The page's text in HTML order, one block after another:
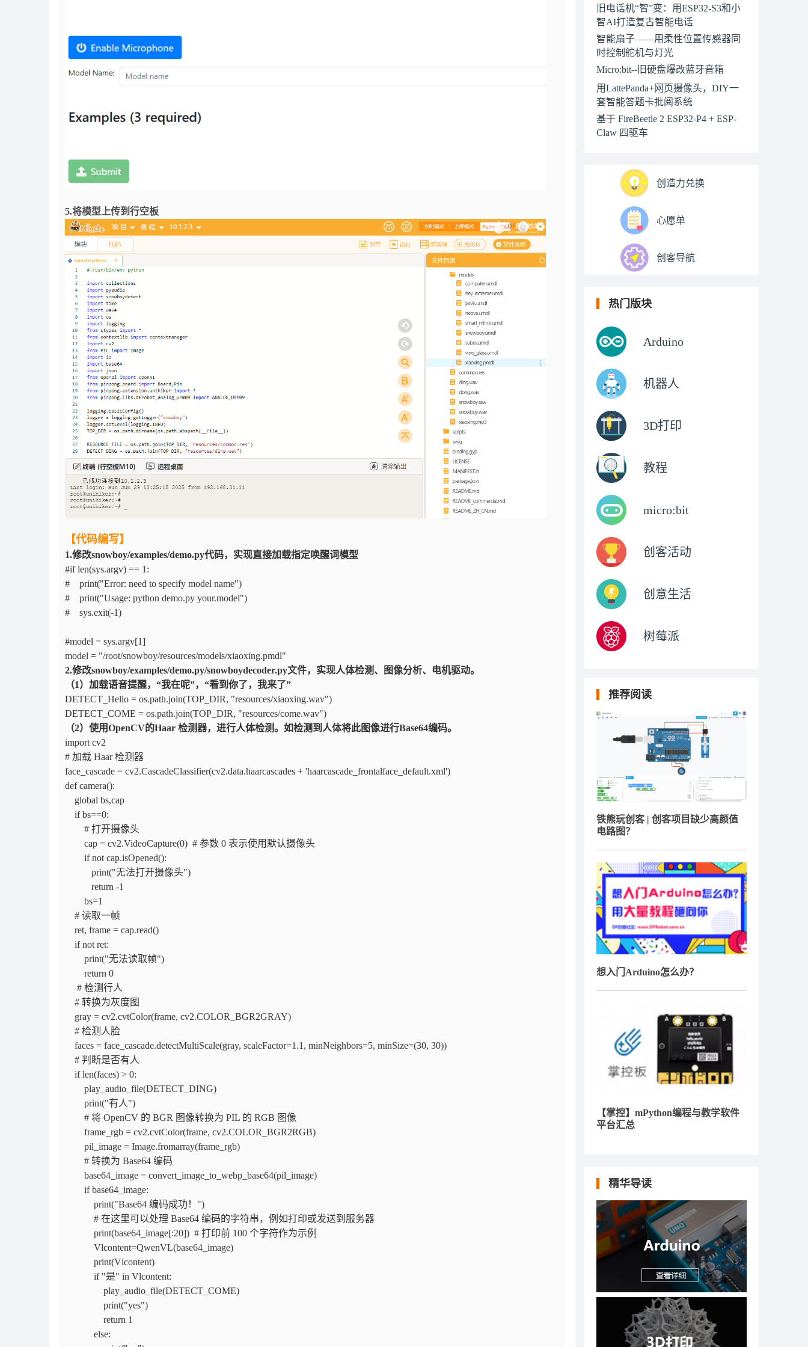
5.将模型上传到行空板
【代码编写】
1.修改snowboy/examples/demo.py代码，实现直接加载指定唤醒词模型
#if len(sys.argv) == 1:
# print("Error: need to specify model name")
# print("Usage: python demo.py your.model")
# sys.exit(-1)
#model = sys.argv[1]
model = "/root/snowboy/resources/models/xiaoxing.pmdl"
2.修改snowboy/examples/demo.py/snowboydecoder.py文件，实现人体检测、图像分析、电机驱动。
（1）加载语音提醒，“我在呢”，“看到你了，我来了”
DETECT_Hello = os.path.join(TOP_DIR, "resources/xiaoxing.wav")
DETECT_COME = os.path.join(TOP_DIR, "resources/come.wav")
（2）使用OpenCV的Haar 检测器，进行人体检测。如检测到人体将此图像进行Base64编码。
import cv2
# 加载 Haar 检测器
face_cascade = cv2.CascadeClassifier(cv2.data.haarcascades + 'haarcascade_frontalface_default.xml')
def camera():
global bs,cap
if bs==0:
# 打开摄像头
cap = cv2.VideoCapture(0) # 参数 0 表示使用默认摄像头
if not cap.isOpened():
print("无法打开摄像头")
return -1
bs=1
# 读取一帧
ret, frame = cap.read()
if not ret:
print("无法读取帧")
return 0
# 检测行人
# 转换为灰度图
gray = cv2.cvtColor(frame, cv2.COLOR_BGR2GRAY)
# 检测人脸
faces = face_cascade.detectMultiScale(gray, scaleFactor=1.1, minNeighbors=5, minSize=(30, 30))
# 判断是否有人
if len(faces) > 0:
play_audio_file(DETECT_DING)
print("有人")
# 将 OpenCV 的 BGR 图像转换为 PIL 的 RGB 图像
frame_rgb = cv2.cvtColor(frame, cv2.COLOR_BGR2RGB)
pil_image = Image.fromarray(frame_rgb)
# 转换为 Base64 编码
base64_image = convert_image_to_webp_base64(pil_image)
if base64_image:
print("Base64 编码成功！")
# 在这里可以处理 Base64 编码的字符串，例如打印或发送到服务器
print(base64_image[:20]) # 打印前 100 个字符作为示例
Vlcontent=QwenVL(base64_image)
print(Vlcontent)
if "是" in Vlcontent:
play_audio_file(DETECT_COME)
print("yes")
return 1
else:
旧电话机“智”变：用ESP32-S3和小
智AI打造复古智能电话
智能扇子——用柔性位置传感器同
时控制舵机与灯光
Micro:bit--旧硬盘爆改蓝牙音箱
用LattePanda+网页摄像头，DIY一
套智能答题卡批阅系统
基于 FireBeetle 2 ESP32-P4 + ESP-
Claw 四驱车
创造力兑换
心愿单
创客导航
热门版块
Arduino
机器人
3D打印
教程
micro:bit
创客活动
创意生活
树莓派
推荐阅读
铁熊玩创客 | 创客项目缺少高颜值
电路图？
想入门Arduino怎么办？
【掌控】mPython编程与教学软件
平台汇总
精华导读